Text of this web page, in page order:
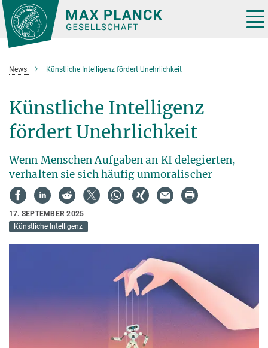
Hauptinhalt
News Künstliche Intelligenz fördert Unehrlichkeit
Künstliche Intelligenz
fördert Unehrlichkeit
Wenn Menschen Aufgaben an KI delegierten,
verhalten sie sich häufig unmoralischer
17. SEPTEMBER 2025
Künstliche Intelligenz